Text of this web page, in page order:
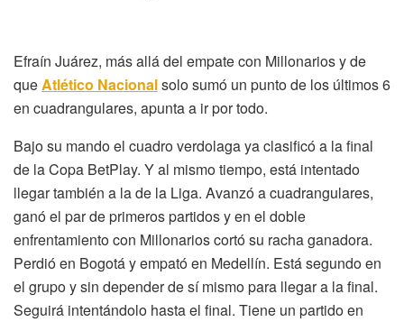
Efraín Juárez, más allá del empate con Millonarios y de
queAtlético Nacionalsolo sumó un punto de los últimos 6
en cuadrangulares, apunta a ir por todo.
Bajo su mando el cuadro verdolaga ya clasificó a la final
de la Copa BetPlay. Y al mismo tiempo, está intentado
llegar también a la de la Liga. Avanzó a cuadrangulares,
ganó el par de primeros partidos y en el doble
enfrentamiento con Millonarios cortó su racha ganadora.
Perdió en Bogotá y empató en Medellín. Está segundo en
el grupo y sin depender de sí mismo para llegar a la final.
Seguirá intentándolo hasta el final. Tiene un partido en